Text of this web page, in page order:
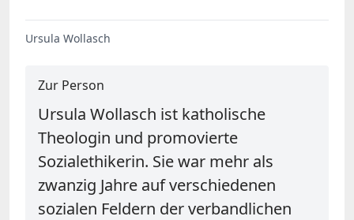
Ursula Wollasch
Zur Person
Ursula Wollasch ist katholische
Theologin und promovierte
Sozialethikerin. Sie war mehr als
zwanzig Jahre auf verschiedenen
sozialen Feldern der verbandlichen